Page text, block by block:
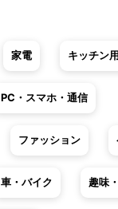
家電 キッチン
PC・スマホ・通信
ファッション
車・バイク 趣味